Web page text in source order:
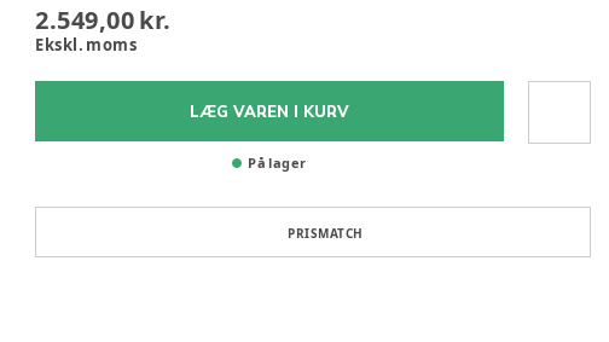
2.549,00 kr.
Ekskl. moms
LÆG VAREN I KURV
På lager
PRISMATCH